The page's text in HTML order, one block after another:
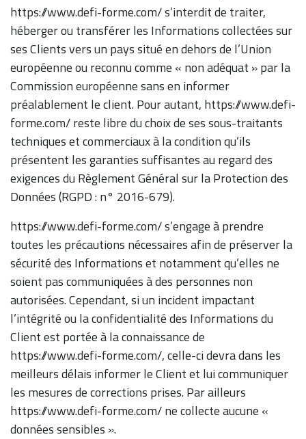
https://www.defi-forme.com/ s’interdit de traiter,
héberger ou transférer les Informations collectées sur
ses Clients vers un pays situé en dehors de l’Union
européenne ou reconnu comme « non adéquat » par la
Commission européenne sans en informer
préalablement le client. Pour autant, https://www.defi-
forme.com/ reste libre du choix de ses sous-traitants
techniques et commerciaux à la condition qu’ils
présentent les garanties suffisantes au regard des
exigences du Règlement Général sur la Protection des
Données (RGPD : n° 2016-679).
https://www.defi-forme.com/ s’engage à prendre
toutes les précautions nécessaires afin de préserver la
sécurité des Informations et notamment qu’elles ne
soient pas communiquées à des personnes non
autorisées. Cependant, si un incident impactant
l’intégrité ou la confidentialité des Informations du
Client est portée à la connaissance de
https://www.defi-forme.com/, celle-ci devra dans les
meilleurs délais informer le Client et lui communiquer
les mesures de corrections prises. Par ailleurs
https://www.defi-forme.com/ ne collecte aucune «
données sensibles ».